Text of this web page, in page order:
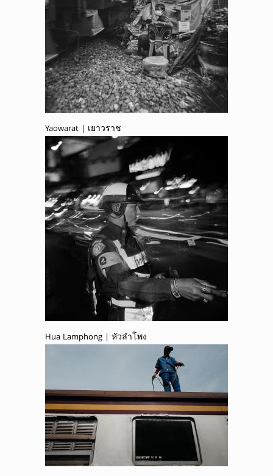
Yaowarat | เยาวราช
Hua Lamphong | หัวลำโพง